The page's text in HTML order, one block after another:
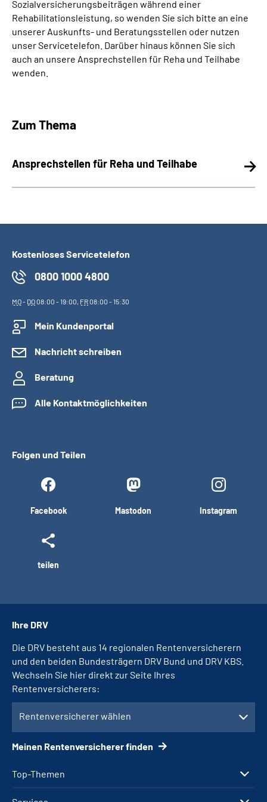
Sozialversicherungsbeiträgen während einer
Rehabilitationsleistung, so wenden Sie sich bitte an eine
unserer Auskunfts- und Beratungsstellen oder nutzen
unser Servicetelefon. Darüber hinaus können Sie sich
auch an unsere Ansprechstellen für Reha und Teilhabe
wenden
Zum Thema
Ansprechstellen für Reha und Teilhabe
Kostenloses Servicetelefon
0800 1000 4800
MO- DO08:00 - 19:00, FR08:00 - 15:30
Mein Kundenportal
Nachricht schreiben
Beratung
Alle Kontaktmöglichkeiten
Folgen und Teilen
Facebook Mastodon Instagram
teilen
Top-Themen
Ihre DRV
Die DRV besteht aus 14 regionalen Rentenversicherern
und den beiden Bundesträgern DRV Bund und DRV KBS.
Wechseln Sie hier direkt zur Seite Ihres
Rentenversicherers:
Rentenversicherer wählen
Meinen Rentenversicherer finden